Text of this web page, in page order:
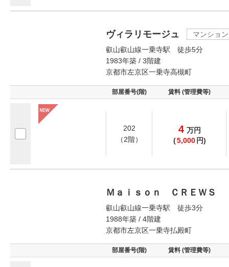
ヴィラリモージュ
マンション
叡山叡山線一乗寺駅 徒歩5分
1983年築 / 3階建
京都市左京区一乗寺高槻町
部屋番号(階) 賃料 (管理費等)
202
（2階）
4 万円
(5,000 円)
Ｍａｉｓｏｎ ＣＲＥＷＳ
叡山叡山線一乗寺駅 徒歩3分
1988年築 / 4階建
京都市左京区一乗寺払殿町
部屋番号(階) 賃料 (管理費等)